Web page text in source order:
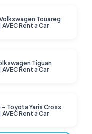
Touareg
Rent a Car
Tiguan
Rent a Car
– Toyota Yaris Cross
Rent a Car